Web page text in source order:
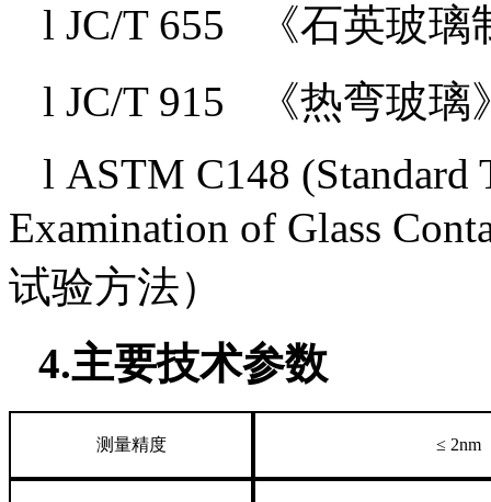
l JC/T 655 《石英玻璃
l JC/T 915 《热弯玻璃
l ASTM C148 (Standard
Examination of Glass
试验方法）
4.主要技术参数
测量精度 ≤ 2nm